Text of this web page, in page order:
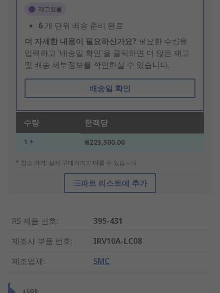
재고있음
6 개 단위 배송 준비 완료
더 자세한 내용이 필요하신가요? 필요한 수량을
입력하고 '배송일 확인'을 클릭하면 더 많은 재고
및 배송 세부정보를 확인하실 수 있습니다.
배송일 확인
수량 한팩당
1 + ₩223,300.00
* 참고 가격: 실제 구매가격과 다를 수 있습니다
파트 리스트에 추가
RS 제품 번호:
395-431
제조사 부품 번호:
IRV10A-LC08
제조업체: SMC